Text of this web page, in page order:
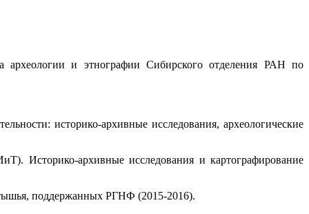
археологии и этнографии Сибирского отделения РАН по
историко-архивные исследования, археологические
Историко-архивные исследования и картографирование
поддержанных РГНФ (2015-2016).